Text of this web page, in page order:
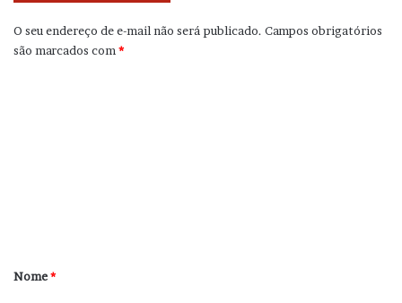
O seu endereço de e-mail não será publicado. Campos obrigatórios
são marcados com *
r
Nome*